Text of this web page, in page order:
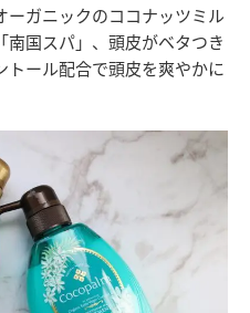
ガニックのココナッツミル
国スパ」、頭皮がベタつき
ール配合で頭皮を爽やかに